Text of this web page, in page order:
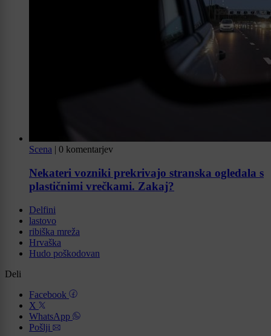
Scena | 0 komentarjev
Nekateri vozniki prekrivajo stranska ogledala s
plastičnimi vrečkami. Zakaj?
Delfini
lastovo
ribiška mreža
Hrvaška
Hudo poškodovan
Deli
Facebook
X
WhatsApp
Pošlji